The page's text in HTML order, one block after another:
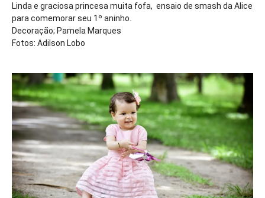
Linda e graciosa princesa muita fofa, ensaio de smash da Alice
para comemorar seu 1º aninho.
Decoração; Pamela Marques
Fotos: Adilson Lobo